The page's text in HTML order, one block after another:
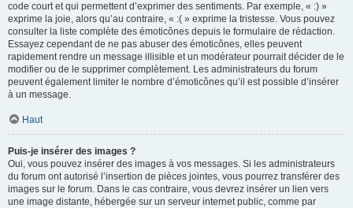
code court et qui permettent d’exprimer des sentiments. Par exemple, « :) »
exprime la joie, alors qu’au contraire, « :( » exprime la tristesse. Vous pouvez
consulter la liste complète des émoticônes depuis le formulaire de rédaction.
Essayez cependant de ne pas abuser des émoticônes, elles peuvent
rapidement rendre un message illisible et un modérateur pourrait décider de le
modifier ou de le supprimer complètement. Les administrateurs du forum
peuvent également limiter le nombre d’émoticônes qu’il est possible d’insérer
à un message.
Haut
Puis-je insérer des images ?
Oui, vous pouvez insérer des images à vos messages. Si les administrateurs
du forum ont autorisé l’insertion de pièces jointes, vous pourrez transférer des
images sur le forum. Dans le cas contraire, vous devrez insérer un lien vers
une image distante, hébergée sur un serveur internet public, comme par